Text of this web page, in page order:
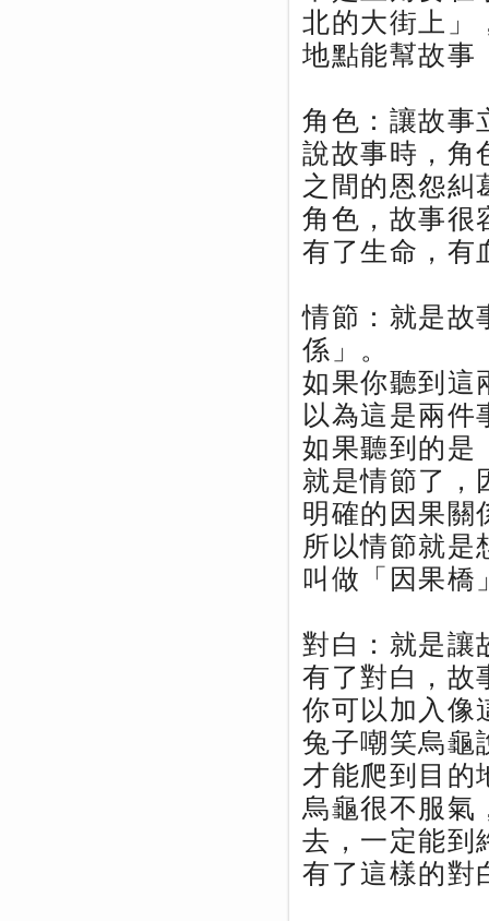
北的大街上」
地點能幫故事
角色：讓故事
說故事時，角
之間的恩怨糾
角色，故事很
有了生命，有
情節：就是故
係」。
如果你聽到這
以為這是兩件
如果聽到的是
就是情節了，
明確的因果關
所以情節就是
叫做「因果橋
對白：就是讓
有了對白，故
你可以加入
兔子嘲笑烏龜
才能爬到目的
烏龜很不服氣
去，一定能到
有了這樣的對